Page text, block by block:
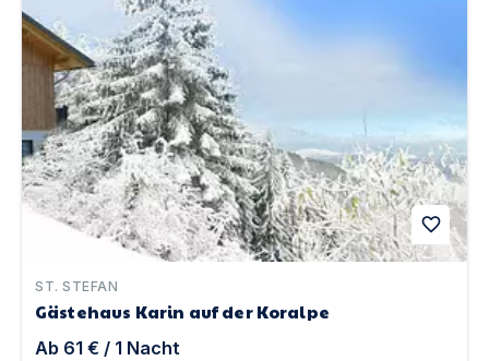
favorite
ST. STEFAN
Gästehaus Karin auf der Koralpe
Ab 61 € / 1 Nacht